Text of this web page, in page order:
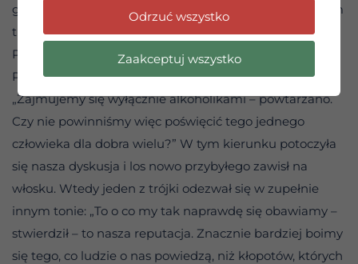
go przyjmiemy Bóg jedyny wie, jakiego piwa może nam
tu nawarzyć. Jaka zatem ma być nasza odpowiedź?
Przyjmujemy, czy nie?”’
Początkowo starszyzna widziała wyłącznie przeszkody.
„Zajmujemy się wyłącznie alkoholikami – powtarzano.
Czy nie powinniśmy więc poświęcić tego jednego
człowieka dla dobra wielu?” W tym kierunku potoczyła
się nasza dyskusja i los nowo przybyłego zawisł na
włosku. Wtedy jeden z trójki odezwał się w zupełnie
innym tonie: „To o co my tak naprawdę się obawiamy –
stwierdził – to nasza reputacja. Znacznie bardziej boimy
się tego, co ludzie o nas powiedzą, niż kłopotów, których
Odrzuć wszystko
Zaakceptuj wszystko